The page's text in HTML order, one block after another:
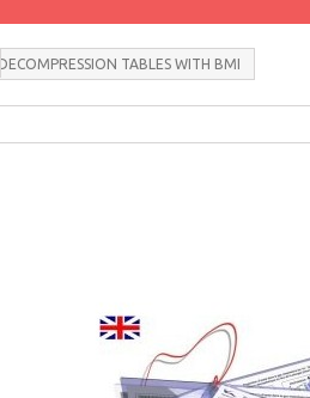
DECOMPRESSION TABLES WITH BMI